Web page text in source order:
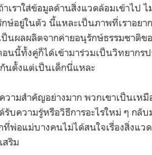
เราใส่ข้อมูลด้านสิ่งแวดล้อมเข้าไป
อยู่ในตัว นี้แหละเป็นภาพที่เราอยา
นผลผลิตจากค่ายอนุรักษ์ธรรมชาติข
นี้ทั้งคู่ก็ได้เข้ามาร่วมเป็นวิทยากร
นตั้งแต่เป็นเด็กนี่แหละ
ามสำคัญอย่างมาก พวกเขาเป็นเห
รับความรู้หรือวิธีการอะไรใหม่ ๆ กลั
พ่อแม่บางคนไม่ได้สนใจเรื่องสิ่งแว
สริม